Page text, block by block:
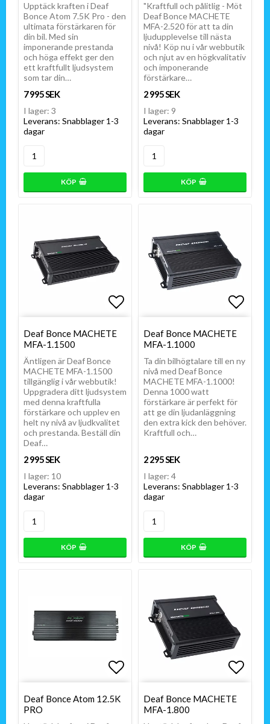
Upptäck kraften i Deaf
Bonce Atom 7.5K Pro - den
ultimata förstärkaren för
din bil. Med sin
imponerande prestanda
och höga effekt ger den
ett kraftfullt ljudsystem
som tar din…
7 995 SEK
I lager: 3
Leverans: Snabblager 1-3
dagar
KÖP
"Kraftfull och pålitlig - Möt
Deaf Bonce MACHETE
MFA-2.520 för att ta din
ljudupplevelse till nästa
nivå! Köp nu i vår webbutik
och njut av en högkvalitativ
och imponerande
förstärkare…
2 995 SEK
I lager: 9
Leverans: Snabblager 1-3
dagar
KÖP
Lägg till i favoritlistan
Deaf Bonce MACHETE
MFA-1.1500
Äntligen är Deaf Bonce
MACHETE MFA-1.1500
tillgänglig i vår webbutik!
Uppgradera ditt ljudsystem
med denna kraftfulla
förstärkare och upplev en
helt ny nivå av ljudkvalitet
och prestanda. Beställ din
Deaf…
2 995 SEK
I lager: 10
Leverans: Snabblager 1-3
dagar
KÖP
Lägg
Deaf Bonce MACHETE
MFA-1.1000
Ta din bilhögtalare till en ny
nivå med Deaf Bonce
MACHETE MFA-1.1000!
Denna 1000 watt
förstärkare är perfekt för
att ge din ljudanläggning
den extra kick den behöver.
Kraftfull och…
2 295 SEK
I lager: 4
Leverans: Snabblager 1-3
dagar
KÖP
Lägg till i favoritlistan
Lägg till i favoritlistan
Deaf Bonce Atom 12.5K
PRO
Lägg
Deaf Bonce MACHETE
MFA-1.800